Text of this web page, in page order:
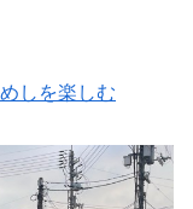
しを楽しむ